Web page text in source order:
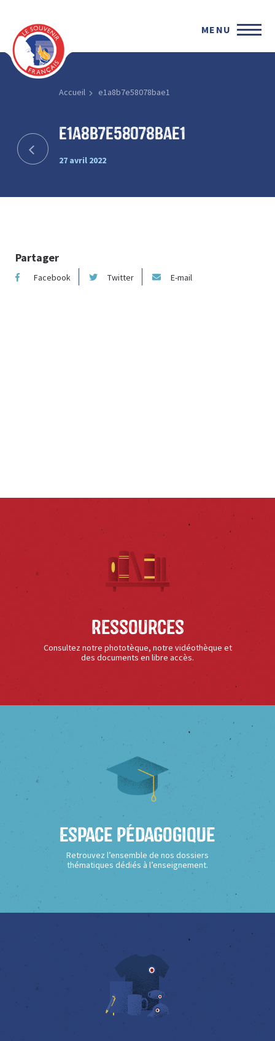
MENU
Accueil e1a8b7e58078bae1
e1a8b7e58078bae1
27 avril 2022
Partager
Facebook Twitter E-mail
Ressources
Consultez notre phototèque, notre vidéothèque et
des documents en libre accès.
Espace Pédagogique
Retrouvez l’ensemble de nos dossiers
thématiques dédiés à l’enseignement.